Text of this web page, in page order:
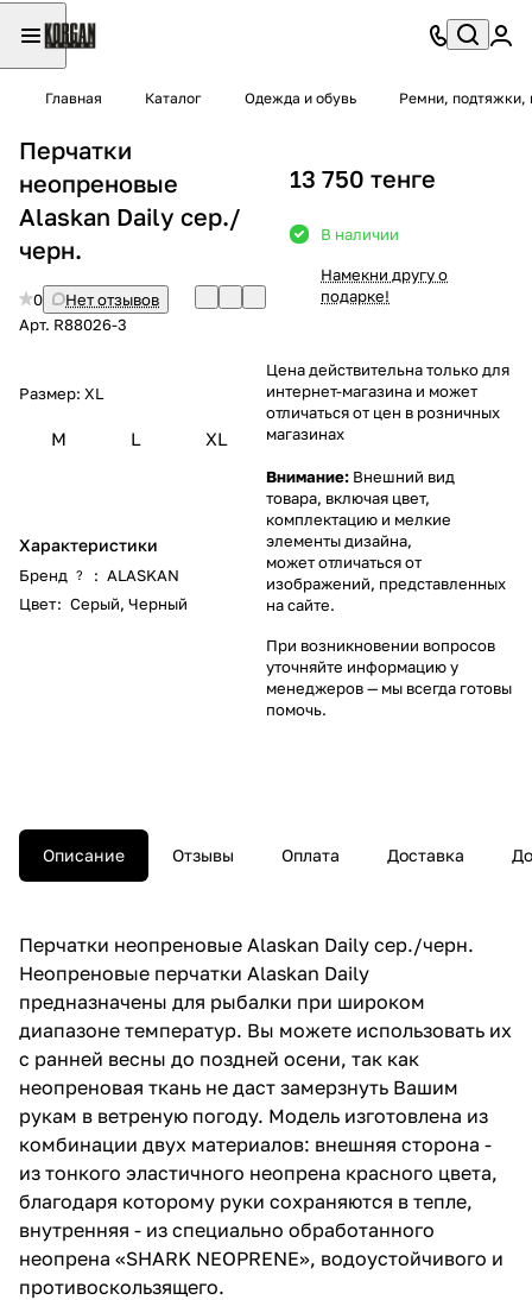
Главная Каталог Одежда и обувь Ремни, подтяжки,
Перчатки
неопреновые
Alaskan Daily сер./
черн.
0
Нет отзывов
Арт. R88026-3
Размер: XL
M L XL
Характеристики
Бренд ? : ALASKAN
Цвет: Серый, Черный
13 750 тенге
В наличии
Намекни другу о
подарке!
Цена действительна только для
интернет-магазина и может
отличаться от цен в розничных
магазинах
Внимание: Внешний вид
товара, включая цвет,
комплектацию и мелкие
элементы дизайна,
может отличаться от
изображений, представленных
на сайте.
При возникновении вопросов
уточняйте информацию у
менеджеров— мы всегда готовы
помочь.
Описание Отзывы Оплата Доставка
Перчатки неопреновые Alaskan Daily сер./черн.
Неопреновые перчатки Alaskan Daily
предназначены для рыбалки при широком
диапазоне температур. Вы можете использовать их
с ранней весны до поздней осени, так как
неопреновая ткань не даст замерзнуть Вашим
рукам в ветреную погоду. Модель изготовлена из
комбинации двух материалов: внешняя сторона -
из тонкого эластичного неопрена красного цвета,
благодаря которому руки сохраняются в тепле,
внутренняя - из специально обработанного
неопрена «SHARK NEOPRENE», водоустойчивого и
противоскользящего.